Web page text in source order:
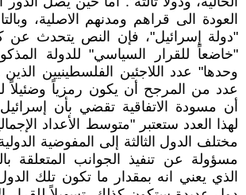
العودة الى قراهم ومدنهم الاصلية،
"دولة إسرائيل"، فإن النص يتحدث عن
"خاضعاً للقرار السياسي" للدولة
وحدها" عدد اللاجئين الفلسطينيين
عدد من المرجح أن يكون رمزياً وضئيلاً
أن مسودة الاتفاقية تقضي بأن
لهذا العدد ستعتبر "متوسط الأعداد
مختلف الدول الثالثة إلى المفوضية
مسؤولة عن تنفيذ الجوانب المتعلقة
الذي يعني انه بمقدار ما تكون تلك